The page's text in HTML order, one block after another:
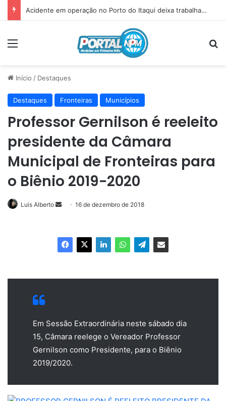
Padre Marcos vence Acauã nos pênaltis e garante vaga inédita na final da V Copa AMVI
Início / Destaques
Destaques Fronteiras Municípios
Professor Gernilson é reeleito
presidente da Câmara
Municipal de Fronteiras para
o Biênio 2019-2020
Luis Alberto
Mande
mail
16 de dezembro de 2018
Em Sessão Extraordinária neste sábado dia
15, Câmara reelege o Vereador Professor
Gernilson como Presidente, para o Biênio
2019/2020.